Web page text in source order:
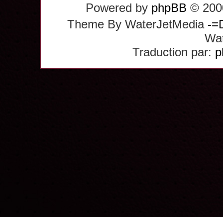
Powered by phpBB ©
Theme By WaterJetMedia -
Traduction par: